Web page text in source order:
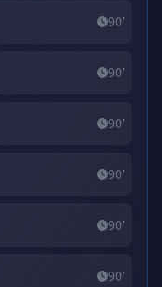
90'
90'
90'
90'
90'
90'